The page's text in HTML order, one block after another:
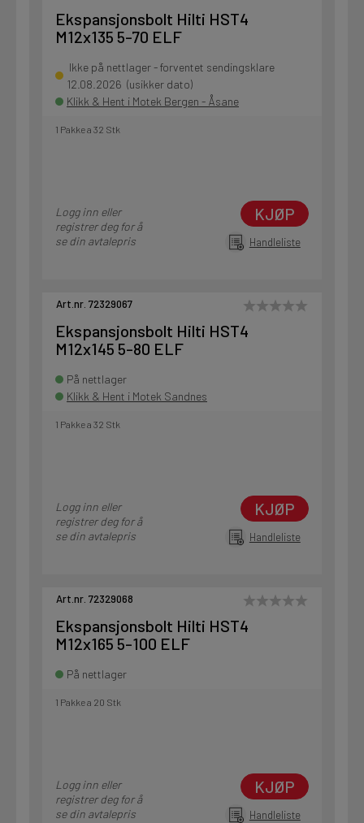
Ekspansjonsbolt Hilti HST4
M12x135 5-70 ELF
Ikke på nettlager - forventet sendingsklare
12.08.2026 (usikker dato)
Klikk & Hent i Motek Bergen - Åsane
1 Pakke a 32 Stk
Logg inn eller
registrer deg for å
se din avtalepris
KJØP
Handleliste
Art.nr. 72329067
Ekspansjonsbolt Hilti HST4
M12x145 5-80 ELF
På nettlager
Klikk & Hent i Motek Sandnes
1 Pakke a 32 Stk
Logg inn eller
registrer deg for å
se din avtalepris
KJØP
Handleliste
Art.nr. 72329068
Ekspansjonsbolt Hilti HST4
M12x165 5-100 ELF
På nettlager
1 Pakke a 20 Stk
Logg inn eller
registrer deg for å
se din avtalepris
KJØP
Handleliste